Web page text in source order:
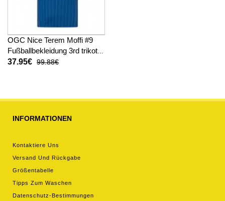
OGC Nice Terem Moffi #9
Fußballbekleidung 3rd trikot
2025-26 Kurzarm
37.95€ 99.88€
INFORMATIONEN
Kontaktiere Uns
Versand Und Rückgabe
Größentabelle
Tipps Zum Waschen
Datenschutz-Bestimmungen